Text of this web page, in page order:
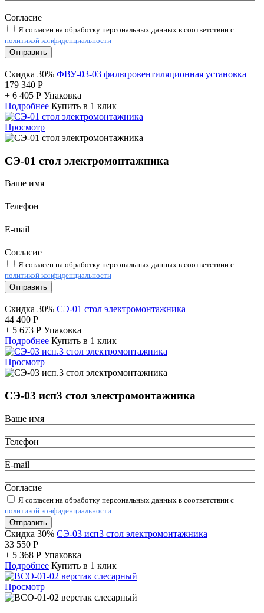
Согласие
Я согласен на обработку персональных данных в соответствии с
политикой конфиденциальности
Отправить
Скидка 30% ФВУ-03-03 фильтровентиляционная установка
179 340 Р
+ 6 405 Р Упаковка
Подробнее Купить в 1 клик
Просмотр
СЭ-01 стол электромонтажника
Ваше имя
Телефон
E-mail
Согласие
Я согласен на обработку персональных данных в соответствии с
политикой конфиденциальности
Отправить
Скидка 30% СЭ-01 стол электромонтажника
44 400 Р
+ 5 673 Р Упаковка
Подробнее Купить в 1 клик
Просмотр
СЭ-03 исп3 стол электромонтажника
Ваше имя
Телефон
E-mail
Согласие
Я согласен на обработку персональных данных в соответствии с
политикой конфиденциальности
Отправить
Скидка 30% СЭ-03 исп3 стол электромонтажника
33 550 Р
+ 5 368 Р Упаковка
Подробнее Купить в 1 клик
Просмотр